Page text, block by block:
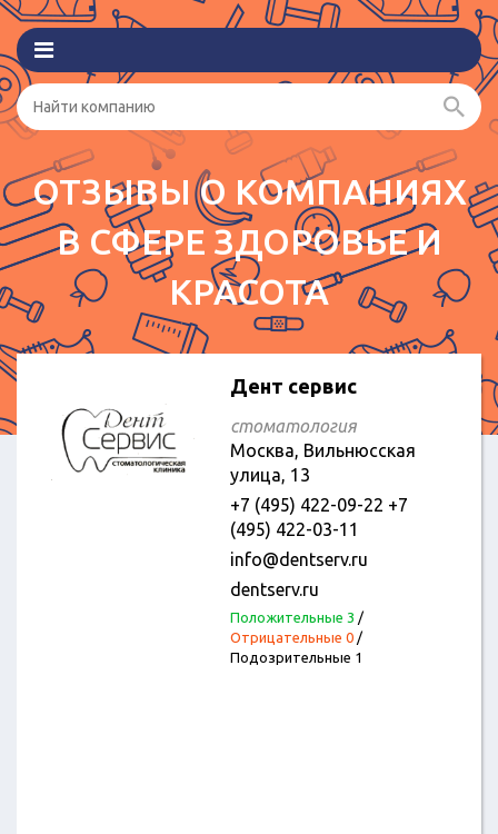
ОТЗЫВЫ О КОМПАНИЯХ
В СФЕРЕ ЗДОРОВЬЕ И
КРАСОТА
Дент сервис
стоматология
Москва, Вильнюсская
улица, 13
+7 (495) 422-09-22 +7
(495) 422-03-11
info@dentserv.ru
dentserv.ru
Положительные 3 /
Отрицательные 0/
Подозрительные 1